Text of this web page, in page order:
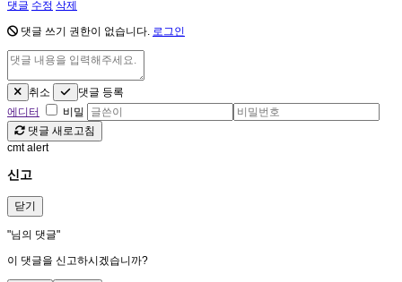
댓글 수정 삭제
댓글 쓰기 권한이 없습니다. 로그인
취소
댓글 등록
에디터
비밀
댓글 새로고침
cmt alert
신고
닫기
"님의 댓글"
이 댓글을 신고하시겠습니까?